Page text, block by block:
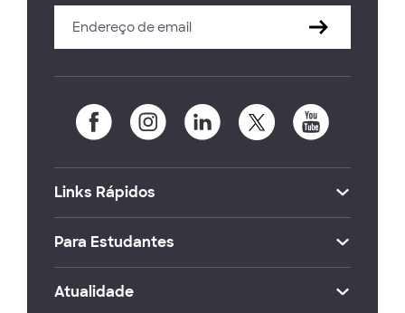
Links Rápidos
Para Estudantes
Atualidade